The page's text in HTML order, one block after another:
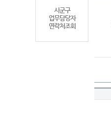
시군구
업무담당자
연락처조회